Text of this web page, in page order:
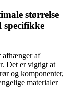
størrelse
afhænger af
Det er vigtigt at
og komponenter,
materialer